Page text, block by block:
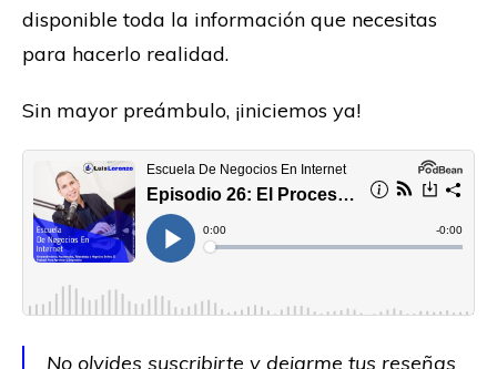
disponible toda la información que necesitas
para hacerlo realidad.
Sin mayor preámbulo, ¡iniciemos ya!
No olvides suscribirte y dejarme tus reseñas